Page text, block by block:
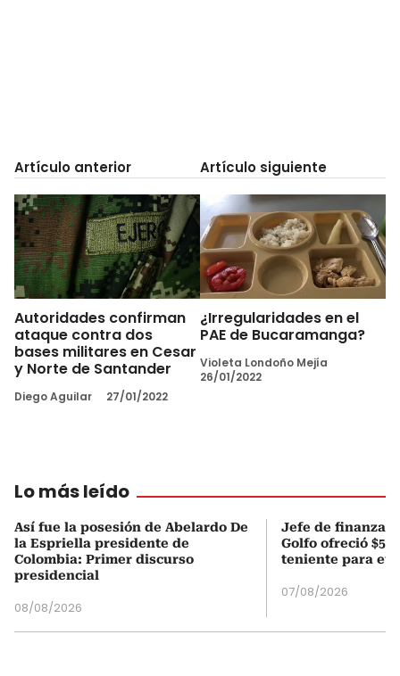
Artículo anterior
Autoridades confirman
ataque contra dos
bases militares en Cesar
y Norte de Santander
Diego Aguilar 27/01/2022
Artículo siguiente
¿Irregularidades en el
PAE de Bucaramanga?
Violeta Londoño Mejía
26/01/2022
Lo más leído
Así fue la posesión de Abelardo De
la Espriella presidente de
Colombia: Primer discurso
presidencial
08/08/2026
Jefe de finanzas
Golfo ofreció
teniente para
07/08/2026